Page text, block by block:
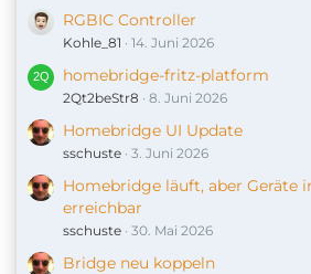
RGBIC Controller
Kohle_81 14. Juni 2026
homebridge-fritz-platform
2Qt2beStr8 8. Juni 2026
Homebridge UI Update
sschuste 3. Juni 2026
Homebridge läuft, aber Geräte
erreichbar
sschuste 30. Mai 2026
Bridge neu koppeln